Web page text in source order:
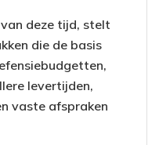
deze tijd, stelt
die de basis
levertijden,
vaste afspraken